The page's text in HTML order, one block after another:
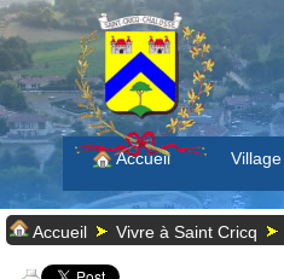
Accueil Village
Accueil Vivre à Saint Cricq